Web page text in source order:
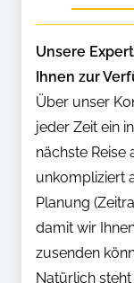
Unsere
Ihnen zur
Über unser
jeder Zeit ein
nächste Reise
unkompliziert
Planung
damit wir
zusenden
Natürlich